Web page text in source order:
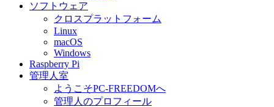
ソフトウェア
クロスプラットフォーム
Linux
macOS
Windows
Raspberry Pi
管理人室
ようこそPC-FREEDOMへ
管理人のプロフィール